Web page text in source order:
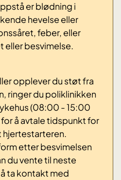
er blødning i
kende hevelse eller
feber, eller
eller besvimelse.
opplever du støt fra
ringer du poliklinikken
(08:00 - 15:00
å avtale tidspunkt for
hjertestarteren.
etter besvimelsen
du vente til neste
ta kontakt med